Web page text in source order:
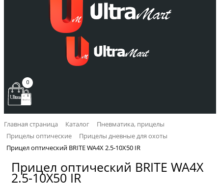
0
Главная страница Каталог
Пневматика, прицелы
Прицелы оптические
Прицелы дневные для охоты
Прицел оптический BRITE WA4X 2.5-10X50 IR
Прицел оптический BRITE WA4X
2.5-10X50 IR